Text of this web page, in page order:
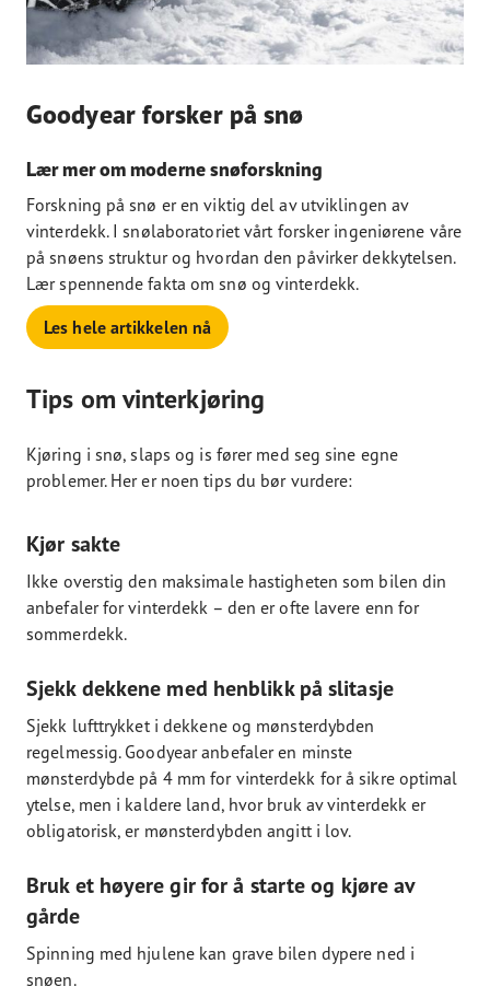
Goodyear forsker på snø
Lær mer om moderne snøforskning
Forskning på snø er en viktig del av utviklingen av
vinterdekk. I snølaboratoriet vårt forsker ingeniørene våre
på snøens struktur og hvordan den påvirker dekkytelsen.
Lær spennende fakta om snø og vinterdekk.
Les hele artikkelen nå
Tips om vinterkjøring
Kjøring i snø, slaps og is fører med seg sine egne
problemer. Her er noen tips du bør vurdere:
Kjør sakte
Ikke overstig den maksimale hastigheten som bilen din
anbefaler for vinterdekk – den er ofte lavere enn for
sommerdekk.
Sjekk dekkene med henblikk på slitasje
Sjekk lufttrykket i dekkene og mønsterdybden
regelmessig. Goodyear anbefaler en minste
mønsterdybde på 4 mm for vinterdekk for å sikre optimal
ytelse, men i kaldere land, hvor bruk av vinterdekk er
obligatorisk, er mønsterdybden angitt i lov.
Bruk et høyere gir for å starte og kjøre av
gårde
Spinning med hjulene kan grave bilen dypere ned i
snøen.